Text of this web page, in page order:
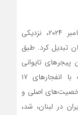
حادثه انفجار پیجرها در لبنان در سپتامبر ۲۰۲۴، نزدیکی
تبدیل کرد. طبق
پیجرهای تایوانی
مورد استفاده حزب‌الله نفوذ کرده‌اند که با انفجارهای ۱۷
شخصیت‌های اصلی و
در لبنان، شد،